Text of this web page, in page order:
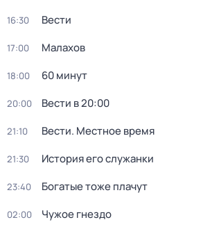
16:30 Вести
17:00 Малахов
18:00 60 минут
20:00 Вести в 20:00
21:10 Вести. Местное время
21:30 История его служанки
23:40 Богатые тоже плачут
02:00 Чужое гнездо